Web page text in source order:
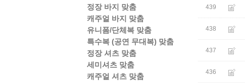
정장 바지 맞춤
캐주얼 바지 맞춤
유니폼/단체복 맞춤
특수복 (공연 무대복) 맞춤
정장 셔츠 맞춤
세미셔츠 맞춤
캐주얼 셔츠 맞춤
439
438
437
436